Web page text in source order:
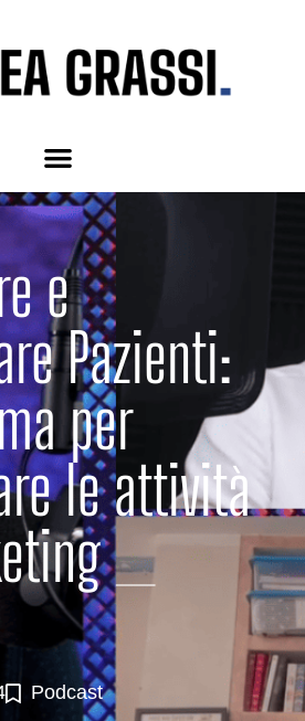
e
Pazienti:
per
le attività
_
Podcast